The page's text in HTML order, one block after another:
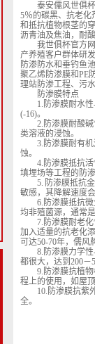
泰安儒风世俱
5％的碳黑、抗老化
和抵抗植物根茎的
沥青油及焦油，耐
我世俱杯官方
产养殖客户群体研
防渗防水和垂钓鱼
聚乙烯防渗膜和PE
理站防渗工程、污
防渗膜特点
1.防渗膜耐水
(-16)。
2.防渗膜耐酸
类溶液的浸蚀。
3.防渗膜耐有
蚀。
4.防渗膜抵抗
填埋场等工程的防渗
5. 防渗膜抵抗
敏感，其降解速度
6.防渗膜抵抗
均非殖菌源，通常
7.防渗膜耐老
加入适量的抗老化
可达50-70年，儒风
8.防渗膜力学
都很大，达到200
9.防渗膜抗植
程上的使用，如屋
10.防渗膜抗紫
全。